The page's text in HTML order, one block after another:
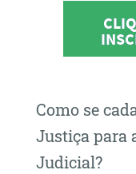
Como se
Justiça para
Judicial?